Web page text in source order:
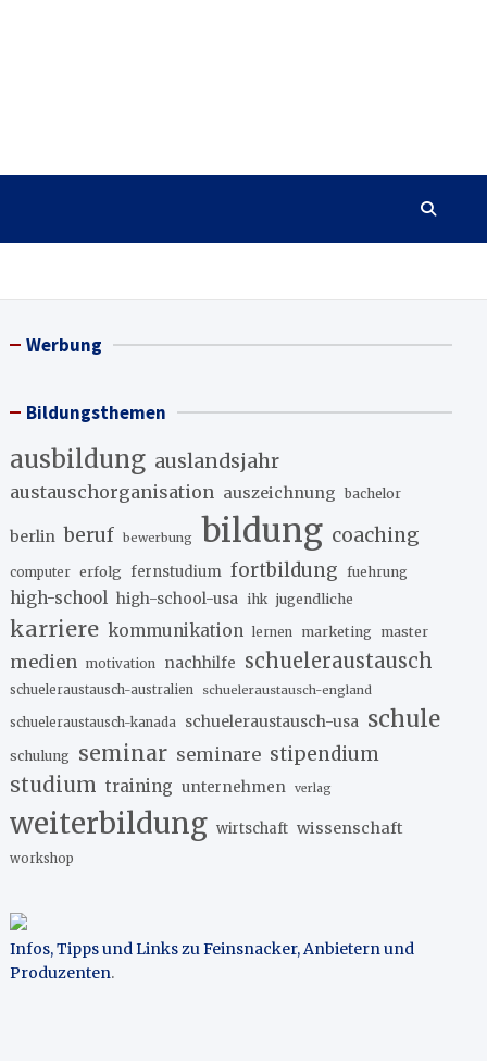
Werbung
Bildungsthemen
ausbildung auslandsjahr
austauschorganisation auszeichnung bachelor
berlin beruf bewerbung bildung coaching
computer erfolg fernstudium fortbildung fuehrung
high-school high-school-usa ihk jugendliche
karriere kommunikation lernen marketing master
medien motivation nachhilfe schueleraustausch
schueleraustausch-australien schueleraustausch-england
schueleraustausch-kanada schueleraustausch-usa schule
schulung seminar seminare stipendium
studium training unternehmen verlag
weiterbildung wirtschaft wissenschaft
workshop
Infos, Tipps und Links zu Feinsnacker, Anbietern und
Produzenten.